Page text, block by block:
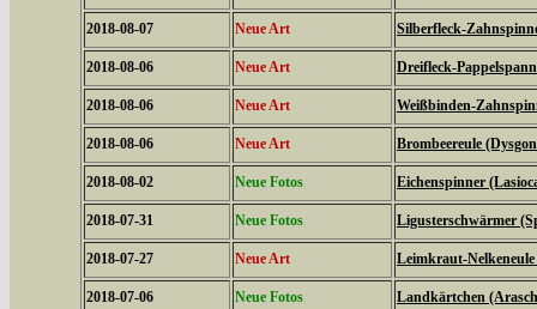
2018-08-07 Neue Art Silberfleck-
2018-08-06 Neue Art Dreifleck-
2018-08-06 Neue Art Weißbinden-
2018-08-06 Neue Art Brombeereule
2018-08-02 Neue Fotos Eichenspinner
2018-07-31 Neue Fotos Ligusterschwärmer
2018-07-27 Neue Art Leimkraut-
2018-07-06 Neue Fotos Landkärtchen